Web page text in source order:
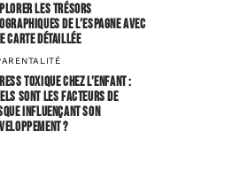
les trésors
de l’Espagne avec
carte détaillée
toxique chez l’enfant :
sont les facteurs de
influençant son
?